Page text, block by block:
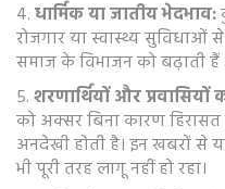
4.धार्मिक या जातीय भेदभाव:
रोजगार या स्वास्थ्य सुविधाओं
समाज के विभाजन को बढ़ाती हैं
5.शरणार्थियों और प्रवासियों
को अक्सर बिना कारण
अनदेखी होती है। इन खबरों से
भी पूरी तरह लागू नहीं हो रहा।